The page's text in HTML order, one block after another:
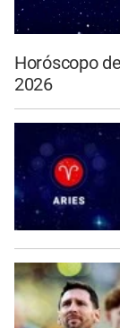
Horóscopo
2026